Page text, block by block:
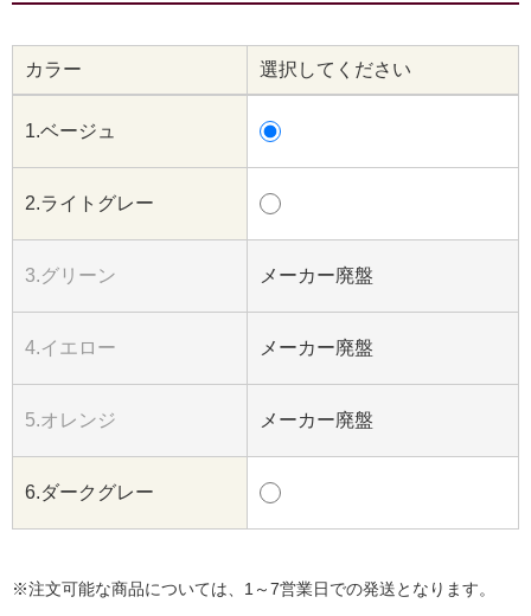
カラー 選択してください
1.ベージュ
2.ライトグレー
3.グリーン メーカー廃盤
4.イエロー メーカー廃盤
5.オレンジ メーカー廃盤
6.ダークグレー
※注文可能な商品については、1～7営業日での発送となります。